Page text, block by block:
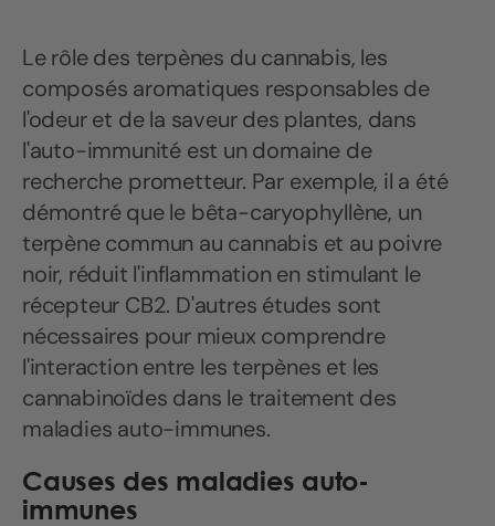
Le rôle des terpènes du cannabis, les
composés aromatiques responsables de
l'odeur et de la saveur des plantes, dans
l'auto-immunité est un domaine de
recherche prometteur. Par exemple, il a été
démontré que le bêta-caryophyllène, un
terpène commun au cannabis et au poivre
noir, réduit l'inflammation en stimulant le
récepteur CB2. D'autres études sont
nécessaires pour mieux comprendre
l'interaction entre les terpènes et les
cannabinoïdes dans le traitement des
maladies auto-immunes.
Causes des maladies auto-
immunes